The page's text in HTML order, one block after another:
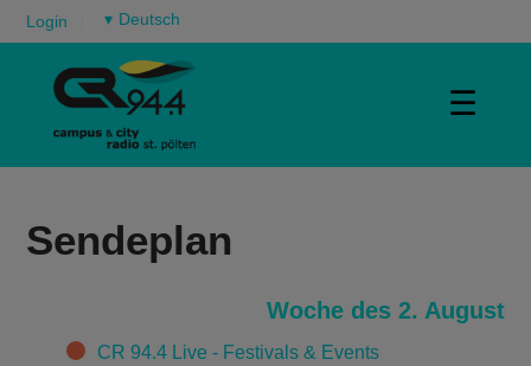
Login ▾
☰
Sendeplan
Woche des 2. August
CategoriesCR 94.4 Live - Festivals & Events